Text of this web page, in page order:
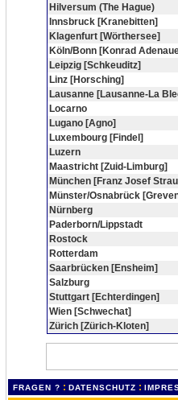
Hilversum (The Hague)
Innsbruck [Kranebitten]
Klagenfurt [Wörthersee]
Köln/Bonn [Konrad
Leipzig [Schkeuditz]
Linz [Horsching]
Lausanne [Lausanne-La
Locarno
Lugano [Agno]
Luxembourg [Findel]
Luzern
Maastricht [Zuid-Limburg]
München [Franz Josef
Münster/Osnabrück
Nürnberg
Paderborn/Lippstadt
Rostock
Rotterdam
Saarbrücken [Ensheim]
Salzburg
Stuttgart [Echterdingen]
Wien [Schwechat]
Zürich [Zürich-Kloten]
FRAGEN ? : DATENSCHUTZ :